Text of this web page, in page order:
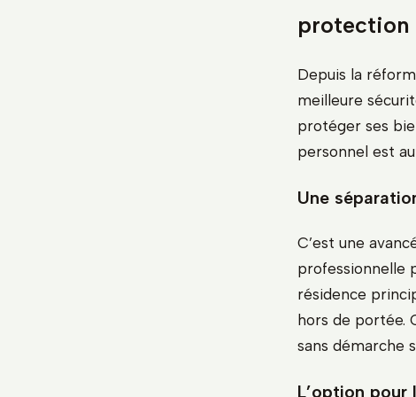
protection
Depuis la
meilleure
protéger ses
personnel est
Une
C’est une
professionnelle
résidence
hors de portée.
sans démarche
L’option pour